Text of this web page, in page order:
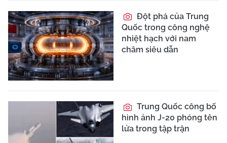
Đột phá của Trung
Quốc trong công nghệ
nhiệt hạch với nam
châm siêu dẫn
Trung Quốc công bố
hình ảnh J-20 phóng tên
lửa trong tập trận